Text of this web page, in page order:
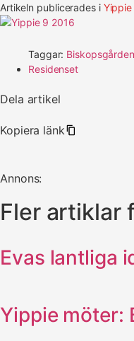
Artikeln publicerades i
Taggar: Biskopsgården
Residenset
Dela artikel
Kopiera länk
Annons:
Fler artiklar
Evas lantliga
Yippie möter: